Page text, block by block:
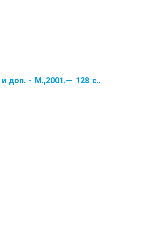
доп. - М.,2001.— 128 с..